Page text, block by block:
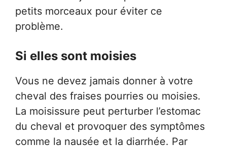
petits morceaux pour éviter ce
problème.
Si elles sont moisies
Vous ne devez jamais donner à votre
cheval des fraises pourries ou moisies.
La moisissure peut perturber l’estomac
du cheval et provoquer des symptômes
comme la nausée et la diarrhée. Par